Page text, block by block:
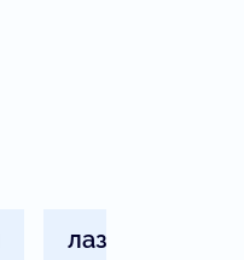
лазурный